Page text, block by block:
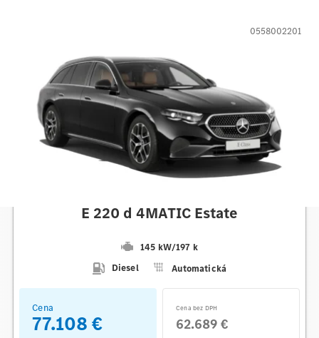
E 220 d 4MATIC Estate
145 kW/197 k
Diesel
Automatická
0558002201
Cena
77.108 €
Cena bez DPH
62.689 €